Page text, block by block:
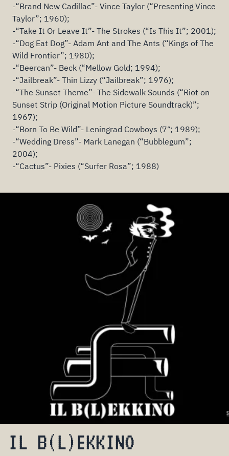
-“Brand New Cadillac”- Vince Taylor (“Presenting Vince
Taylor”; 1960);
-“Take It Or Leave It”- The Strokes (“Is This It”; 2001);
-“Dog Eat Dog”- Adam Ant and The Ants (“Kings of The
Wild Frontier”; 1980);
-“Beercan”- Beck (“Mellow Gold; 1994);
-“Jailbreak”- Thin Lizzy (“Jailbreak”; 1976);
-“The Sunset Theme”- The Sidewalk Sounds (“Riot on
Sunset Strip (Original Motion Picture Soundtrack)”;
1967);
-“Born To Be Wild”- Leningrad Cowboys (7″; 1989);
-“Wedding Dress”- Mark Lanegan (“Bubblegum”;
2004);
-“Cactus”- Pixies (“Surfer Rosa”; 1988)
IL B(L)EKKINO